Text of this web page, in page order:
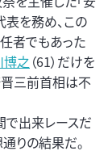
を務め、この
者でもあった
博之 （61）だけを
三前首相は不
で出来レースだ
りの結果だ。